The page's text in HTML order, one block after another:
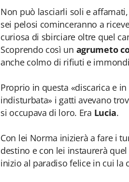
Non può lasciarli soli e
sei pelosi cominceranno a
curiosa di sbirciare oltre quel
Scoprendo così un agrumeto
anche colmo di rifiuti e
Proprio in questa «discarica e
indisturbata» i gatti avevano
si occupava di loro. Era Lucia.
Con lei Norma inizierà a fare i
destino e con lei instaurerà
inizio al paradiso felice in cui